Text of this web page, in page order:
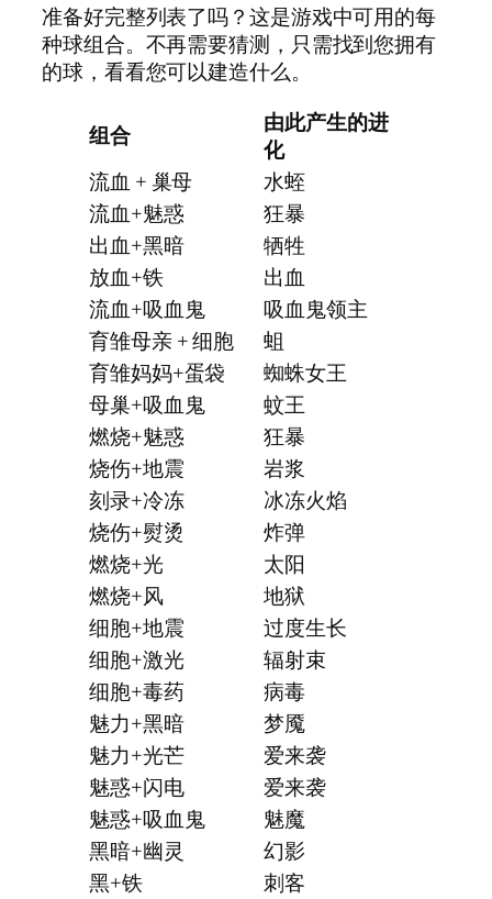
准备好完整列表了吗？这是游戏中可用的每
种球组合。不再需要猜测，只需找到您拥有
的球，看看您可以建造什么。
组合
由此产生的进
化
流血 + 巢母
水蛭
流血+魅惑
狂暴
出血+黑暗
牺牲
放血+铁
出血
流血+吸血鬼
吸血鬼领主
育雏母亲 + 细胞
蛆
育雏妈妈+蛋袋
蜘蛛女王
母巢+吸血鬼
蚊王
燃烧+魅惑
狂暴
烧伤+地震
岩浆
刻录+冷冻
冰冻火焰
烧伤+熨烫
炸弹
燃烧+光
太阳
燃烧+风
地狱
细胞+地震
过度生长
细胞+激光
辐射束
细胞+毒药
病毒
魅力+黑暗
梦魇
魅力+光芒
爱来袭
魅惑+闪电
爱来袭
魅惑+吸血鬼
魅魔
黑暗+幽灵
幻影
黑+铁
刺客